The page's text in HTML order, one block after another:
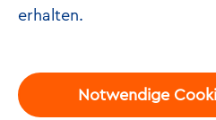
verfolgt das
und überfachliche
Sozialkompetenzen erwerben.
erhalten.
Notwendige